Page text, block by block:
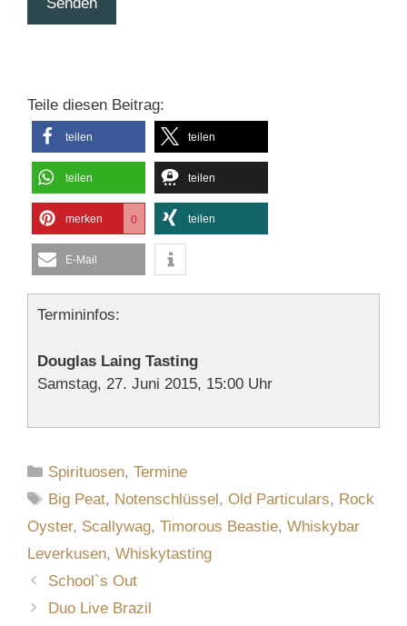
Teile diesen Beitrag:
teilen teilen
teilen teilen
merken 0 teilen
E-Mail
Termininfos:
Douglas Laing Tasting
Samstag, 27. Juni 2015, 15:00 Uhr
Kategorien
Spirituosen,Termine
Schlagwörter
Big Peat, Notenschlüssel,Old Particulars, Rock
Oyster, Scallywag, Timorous Beastie, Whiskybar
Leverkusen, Whiskytasting
School`s Out
Duo Live Brazil